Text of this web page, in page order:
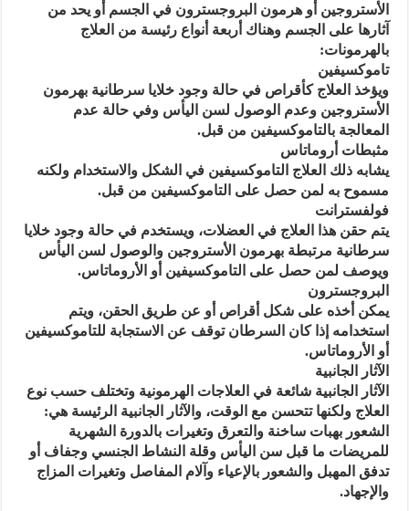
الأستروجين أو هرمون البروجسترون في الجسم أو يحد من
آثارها على الجسم وهناك أربعة أنواع رئيسة من العلاج
بالهرمونات:
تاموكسيفين
ويؤخذ العلاج كأقراص في حالة وجود خلايا سرطانية بهرمون
الأستروجين وعدم الوصول لسن اليأس وفي حالة عدم
المعالجة بالتاموكسيفين من قبل.
مثبطات أروماتاس
يشابه ذلك العلاج التاموكسيفين في الشكل والاستخدام ولكنه
مسموح به لمن حصل على التاموكسيفين من قبل.
فولفسترانت
يتم حقن هذا العلاج في العضلات، ويستخدم في حالة وجود خلايا
سرطانية مرتبطة بهرمون الأستروجين والوصول لسن اليأس
ويوصف لمن حصل على التاموكسيفين أو الأروماتاس.
البروجسترون
يمكن أخذه على شكل أقراص أو عن طريق الحقن، ويتم
استخدامه إذا كان السرطان توقف عن الاستجابة للتاموكسيفين
أو الأروماتاس.
الآثار الجانبية
الآثار الجانبية شائعة في العلاجات الهرمونية وتختلف حسب نوع
العلاج ولكنها تتحسن مع الوقت، والآثار الجانبية الرئيسة هي:
الشعور بهبات ساخنة والتعرق وتغيرات بالدورة الشهرية
للمريضات ما قبل سن اليأس وقلة النشاط الجنسي وجفاف أو
تدفق المهبل والشعور بالإعياء وآلام المفاصل وتغيرات المزاج
والإجهاد.